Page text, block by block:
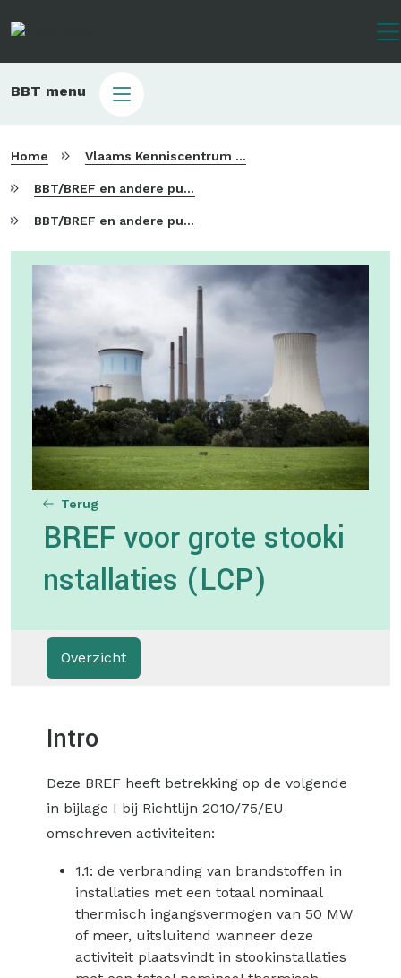
Main
BBT menu
Home Vlaams Kenniscentrum voor Beste Beschikbare Technieken
BBT/BREF en andere publicaties
BBT/BREF en andere publicaties
Terug
BREF voor grote stooki
nstallaties (LCP)
Overzicht
Intro
Deze BREF heeft betrekking op de volgende
in bijlage I bij Richtlijn 2010/75/EU
omschreven activiteiten:
1.1: de verbranding van brandstoffen in
installaties met een totaal nominaal
thermisch ingangsvermogen van 50 MW
of meer, uitsluitend wanneer deze
activiteit plaatsvindt in stookinstallaties